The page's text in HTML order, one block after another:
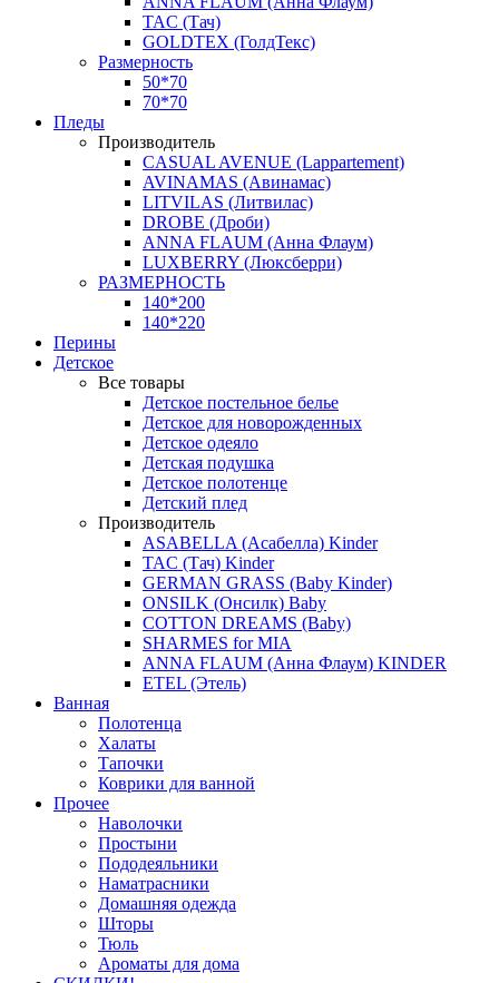
TAC (Тач)
GOLDTEX (ГолдТекс)
Размерность
50*70
70*70
Пледы
Производитель
CASUAL AVENUE (Lappartement)
AVINAMAS (Авинамас)
LITVILAS (Литвилас)
DROBE (Дроби)
ANNA FLAUM (Анна Флаум)
LUXBERRY (Люксберри)
РАЗМЕРНОСТЬ
140*200
140*220
Перины
Детское
Все товары
Детское постельное белье
Детское для новорожденных
Детское одеяло
Детская подушка
Детское полотенце
Детский плед
Производитель
ASABELLA (Асабелла) Kinder
TAC (Тач) Kinder
GERMAN GRASS (Baby Kinder)
ONSILK (Онсилк) Baby
COTTON DREAMS (Baby)
SHARMES for MIA
ANNA FLAUM (Анна Флаум) KINDER
ETEL (Этель)
Ванная
Полотенца
Халаты
Тапочки
Коврики для ванной
Прочее
Наволочки
Простыни
Пододеяльники
Наматрасники
Домашняя одежда
Шторы
Тюль
Ароматы для дома